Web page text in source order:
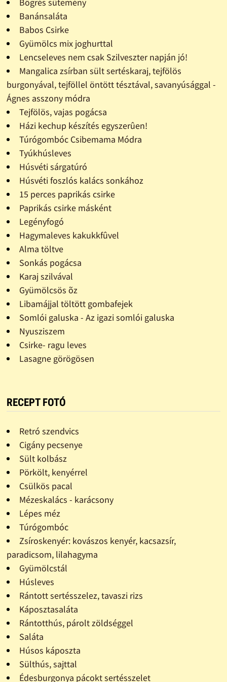
Banánsaláta
Babos Csirke
Gyümölcs mix joghurttal
Lencseleves nem csak Szilveszter napján jó!
Mangalica zsírban sült sertéskaraj, tejfölös
burgonyával, tejföllel öntött tésztával, savanyúsággal -
Ágnes asszony módra
Tejfölös, vajas pogácsa
Házi kechup készítés egyszerûen!
Túrógombóc Csibemama Módra
Tyúkhúsleves
Húsvéti sárgatúró
Húsvéti foszlós kalács sonkához
15 perces paprikás csirke
Paprikás csirke másként
Legényfogó
Hagymaleves kakukkfûvel
Alma töltve
Sonkás pogácsa
Karaj szilvával
Gyümölcsös õz
Libamájjal töltött gombafejek
Somlói galuska - Az igazi somlói galuska
Nyusziszem
Csirke- ragu leves
Lasagne görögösen
RECEPT FOTÓ
Retró szendvics
Cigány pecsenye
Sült kolbász
Pörkölt, kenyérrel
Csülkös pacal
Mézeskalács - karácsony
Lépes méz
Túrógombóc
Zsíroskenyér: kovászos kenyér, kacsazsír,
paradicsom, lilahagyma
Gyümölcstál
Húsleves
Rántott sertésszelez, tavaszi rizs
Káposztasaláta
Rántotthús, párolt zöldséggel
Saláta
Húsos káposzta
Sülthús, sajttal
Édesburgonya pácokt sertésszelet